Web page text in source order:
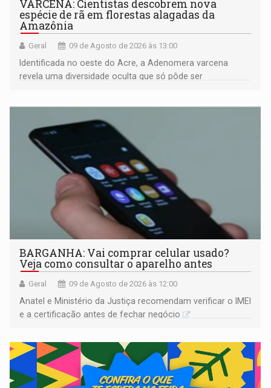
VARCENA: Cientistas descobrem nova
espécie de rã em florestas alagadas da
Amazônia
Geral 09 de Agosto de 2026 às 13:00
Identificada no oeste do Acre, a Adenomera varcena
revela uma diversidade oculta que só pôde ser
BARGANHA: Vai comprar celular usado?
Veja como consultar o aparelho antes
Geral 09 de Agosto de 2026 às 12:00
Anatel e Ministério da Justiça recomendam verificar o IMEI
e a certificação antes de fechar negócio